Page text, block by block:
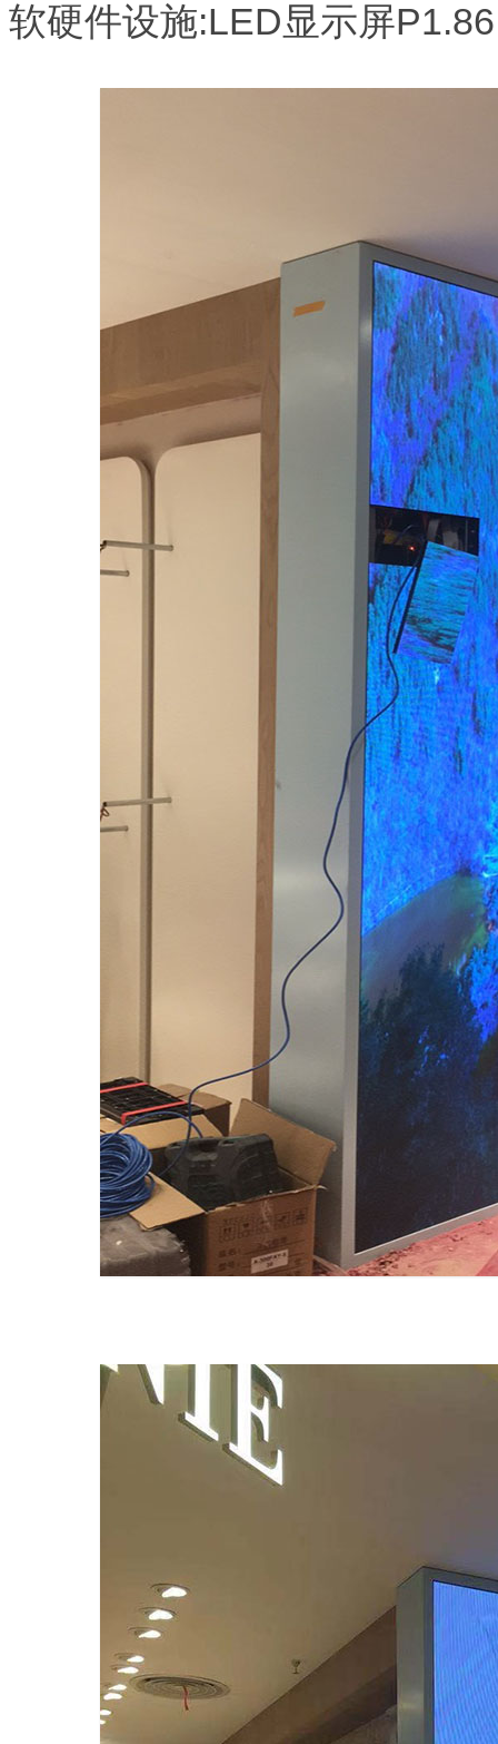
软硬件设施:LED显示屏